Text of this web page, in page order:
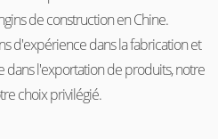
de construction en Chine.
d'expérience dans la fabrication et
dans l'exportation de produits, notre
choix privilégié.